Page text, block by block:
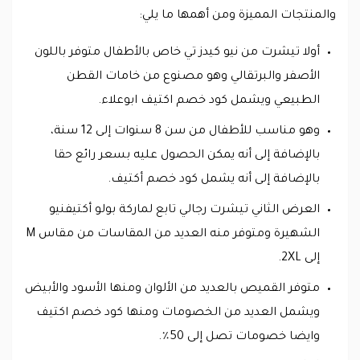
والمنتجات المميزة ومن أهمها ما يلي:
أولا تيشرت من نيو كيدز تي خاص بالأطفال متوفر باللون
الأصفر والبرتقالي وهو مصنوع من خامات القطن
الطبيعي ويشمل كود خصم اكتيف ابوعلاء.
وهو مناسب للأطفال من سن 8 سنوات إلى 12 سنة،
بالإضافة إلى أنه يمكن الحصول عليه بسعر رائع حقا
بالإضافة إلى أنه يشمل كود خصم أكتيف.
العرض الثاني تيشرت رجالي تابع لماركة بولو أكتيفنيو
الشهيرة ومتوفر منه العديد من المقاسات من مقاس M
إلى 2XL.
متوفر القميص بالعديد من الألوان ومنها الأسود والأبيض
ويشمل العديد من الخصومات ومنها كود خصم اكتيف
وايضا خصومات تصل إلى 50٪.